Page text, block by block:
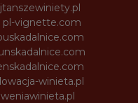
pl-vignette.com
winieta.pl